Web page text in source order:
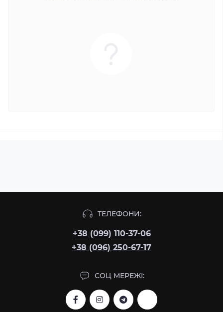
ТЕЛЕФОНИ:
+38 (099) 110-37-06
+38 (096) 250-67-17
СОЦ МЕРЕЖІ: